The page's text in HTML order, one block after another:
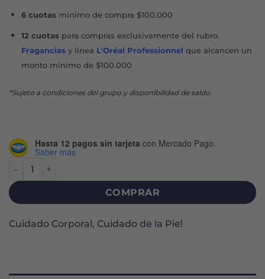
6 cuotasmínimo de compra $100.000
12 cuotaspara compras exclusivamente del rubro
Fraganciasy línea L'Oréal Professionnel que alcancen un
monto mínimo de $100.000
*Sujeto a condiciones del grupo y disponibilidad de saldo.
Hasta 12 pagos sin tarjeta con Mercado Pago.
Saber más
COMPRAR
Cuidado Corporal, Cuidado de la Piel